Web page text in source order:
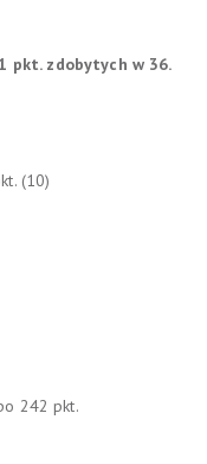
pkt. zdobytych w 36.
(10)
242 pkt.